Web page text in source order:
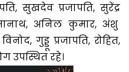
सुखदेव प्रजापति, सुरेंद्र
अनिल कुमार, अंशु
गुड्डू प्रजापति, रोहित,
उपस्थित रहे।